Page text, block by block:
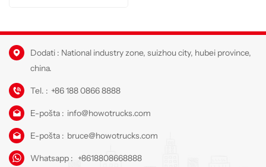
Dodati : National industry zone, suizhou city, hubei province,
china.
Tel. : +86 188 0866 8888
E-pošta : info@howotrucks.com
E-pošta : bruce@howotrucks.com
Whatsapp : +8618808668888